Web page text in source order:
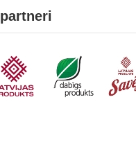
partneri